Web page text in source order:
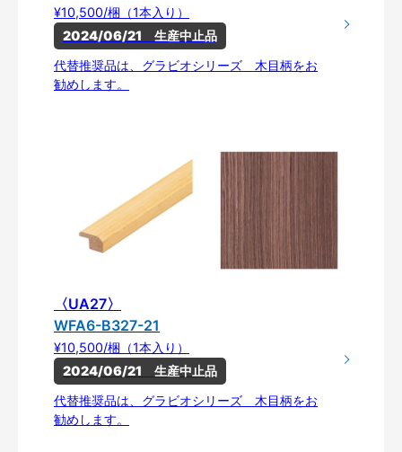
¥10,500/梱（1本入り）
2024/06/21　生産中止品
代替推奨品は、グラビオシリーズ 木目柄をお
勧めします。
〈UA27〉
WFA6-B327-21
¥10,500/梱（1本入り）
2024/06/21　生産中止品
代替推奨品は、グラビオシリーズ 木目柄をお
勧めします。